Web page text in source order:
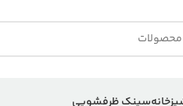
سینک ظرفشویی